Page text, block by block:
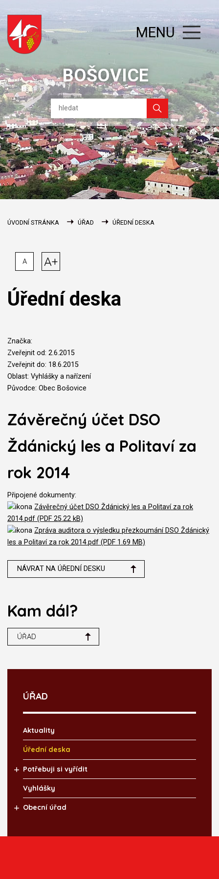
BOŠOVICE
MENU
ÚVODNÍ STRÁNKA ÚŘAD ÚŘEDNÍ DESKA
A A+
Úřední deska
Značka:
Zveřejnit od: 2.6.2015
Zveřejnit do: 18.6.2015
Oblast: Vyhlášky a nařízení
Původce: Obec Bošovice
Závěrečný účet DSO
Ždánický les a Politaví za
rok 2014
Připojené dokumenty:
Závěrečný účet DSO Ždánický les a Politaví za rok
2014.pdf (PDF 25.22 kB)
Zpráva auditora o výsledku přezkoumání DSO Ždánický
les a Politaví za rok 2014.pdf (PDF 1.69 MB)
NÁVRAT NA ÚŘEDNÍ DESKU
Kam dál?
ÚŘAD
ÚŘAD
Aktuality
Úřední deska
Potřebuji si vyřídit
Vyhlášky
Obecní úřad